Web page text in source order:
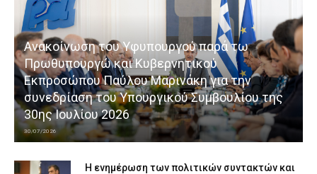
Ανακοίνωση του Υφυπουργού παρά τω
Πρωθυπουργώ και Κυβερνητικού
Εκπροσώπου Παύλου Μαρινάκη για την
συνεδρίαση του Υπουργικού Συμβουλίου της
30ης Ιουλίου 2026
30/07/2026
Η ενημέρωση των πολιτικών συντακτών και